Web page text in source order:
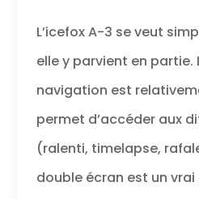
L’icefox A-3 se veut
elle y parvient en partie.
navigation est
permet d’accéder aux
(ralenti, timelapse,
double écran est un vrai